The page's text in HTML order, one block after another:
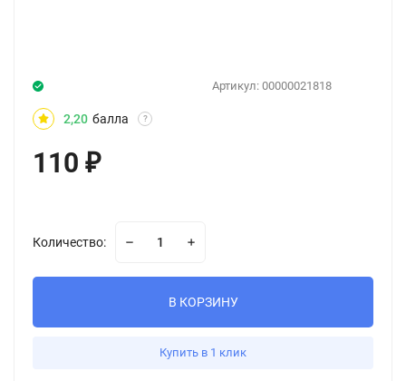
Артикул: 00000021818
2,20 балла ?
110 ₽
Количество:
В КОРЗИНУ
Купить в 1 клик